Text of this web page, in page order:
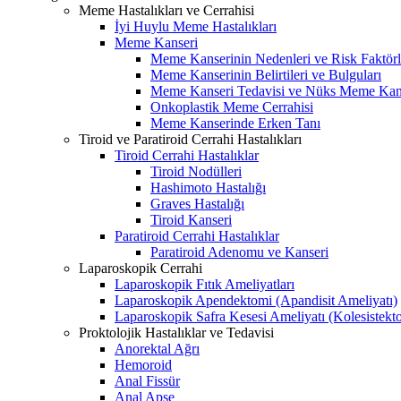
Meme Hastalıkları ve Cerrahisi
İyi Huylu Meme Hastalıkları
Meme Kanseri
Meme Kanserinin Nedenleri ve Risk
Meme Kanserinin Belirtileri ve Bulguları
Meme Kanseri Tedavisi ve Nüks Meme
Onkoplastik Meme Cerrahisi
Meme Kanserinde Erken Tanı
Tiroid ve Paratiroid Cerrahi Hastalıkları
Tiroid Cerrahi Hastalıklar
Tiroid Nodülleri
Hashimoto Hastalığı
Graves Hastalığı
Tiroid Kanseri
Paratiroid Cerrahi Hastalıklar
Paratiroid Adenomu ve Kanseri
Laparoskopik Cerrahi
Laparoskopik Fıtık Ameliyatları
Laparoskopik Apendektomi (Apandisit Ameliyatı)
Laparoskopik Safra Kesesi Ameliyatı
Proktolojik Hastalıklar ve Tedavisi
Anorektal Ağrı
Hemoroid
Anal Fissür
Anal Apse